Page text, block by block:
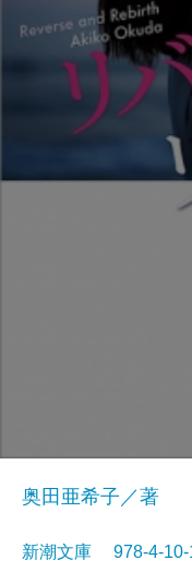
奥田亜希子／著
新潮文庫 978-4-